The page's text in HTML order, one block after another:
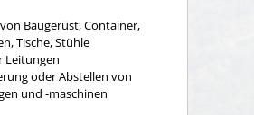
Baugerüst, Container,
Tische, Stühle
Leitungen
oder Abstellen von
und -maschinen